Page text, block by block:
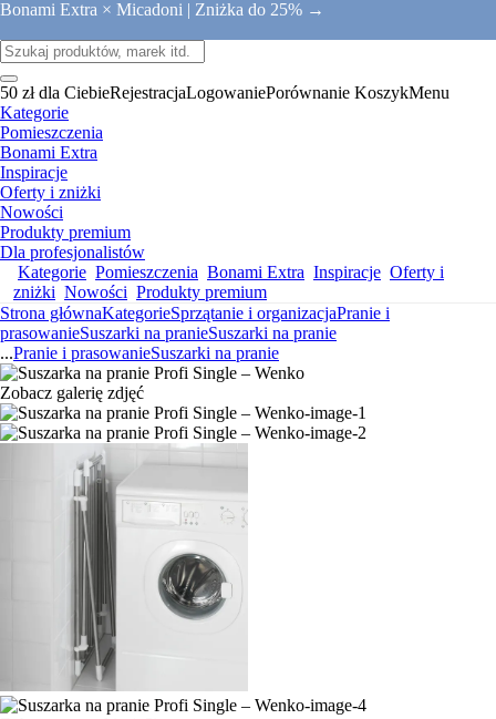
Bonami Extra × Micadoni | Zniżka do 25% →
50 zł dla CiebieRejestracjaLogowaniePorównanie KoszykMenu
Kategorie
Pomieszczenia
Bonami Extra
Inspiracje
Oferty i zniżki
Nowości
Produkty premium
Dla profesjonalistów
Kategorie Pomieszczenia Bonami Extra Inspiracje Oferty i
zniżki Nowości Produkty premium
Strona głównaKategorieSprzątanie i organizacjaPranie i
prasowanieSuszarki na pranieSuszarki na pranie
...Pranie i prasowanieSuszarki na pranie
Zobacz galerię zdjęć